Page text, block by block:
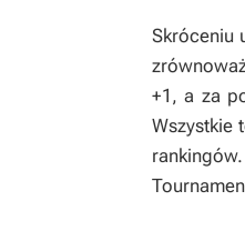
Skróceniu
+1, a za
Wszystkie